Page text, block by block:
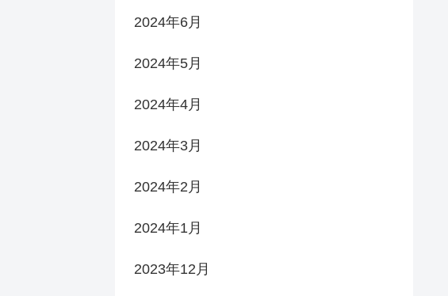
2024年6月
2024年5月
2024年4月
2024年3月
2024年2月
2024年1月
2023年12月